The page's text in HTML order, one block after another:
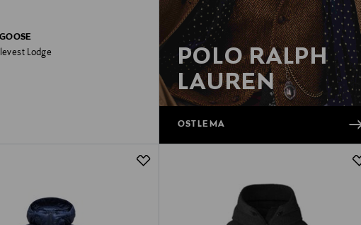
Lodge
POLO RALPH
LAUREN
OSTLEMA